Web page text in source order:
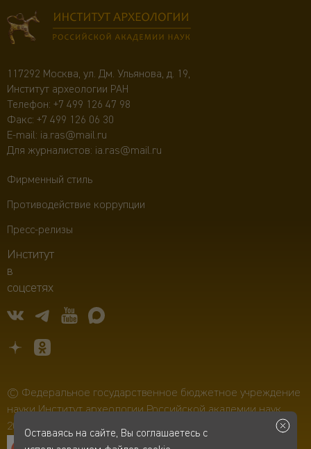
117292 Москва, ул. Дм. Ульянова, д. 19,
Институт археологии РАН
Телефон: +7 499 126 47 98
Факс: +7 499 126 06 30
E-mail: ia.ras@mail.ru
Для журналистов: ia.ras@mail.ru
Фирменный стиль
Противодействие коррупции
Пресс-релизы
Институт
в
соцсетях
© Федеральное государственное бюджетное учреждение
науки Институт археологии Российской академии наук,
2006–2026
Оставаясь на сайте, Вы соглашаетесь с